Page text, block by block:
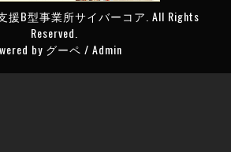
援B型事業所サイバーコア . All Rights
Reserved.
by グーペ / Admin